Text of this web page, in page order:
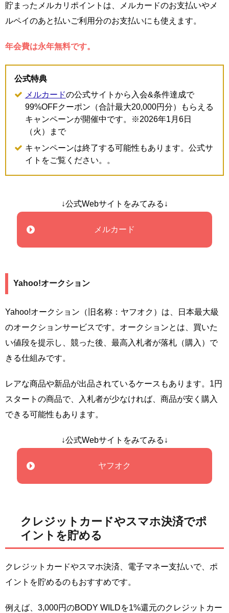
貯まったメルカリポイントは、メルカードのお支払いやメ
ルペイのあと払いご利用分のお支払いにも使えます。
年会費は永年無料です。
公式特典
メルカードの公式サイトから入会&条件達成で
99%OFFクーポン（合計最大20,000円分）もらえる
キャンペーンが開催中です。※2026年1月6日
（火）まで
キャンペーンは終了する可能性もあります。公式サ
イトをご覧ください。。
↓公式Webサイトをみてみる↓
メルカード
Yahoo!オークション
Yahoo!オークション（旧名称：ヤフオク）は、日本最大級
のオークションサービスです。オークションとは、買いた
い値段を提示し、競った後、最高入札者が落札（購入）で
きる仕組みです。
レアな商品や新品が出品されているケースもあります。1円
スタートの商品で、入札者が少なければ、商品が安く購入
できる可能性もあります。
↓公式Webサイトをみてみる↓
ヤフオク
クレジットカードやスマホ決済でポ
イントを貯める
クレジットカードやスマホ決済、電子マネー支払いで、ポ
イントを貯めるのもおすすめです。
例えば、3,000円のBODY WILDを1%還元のクレジットカー